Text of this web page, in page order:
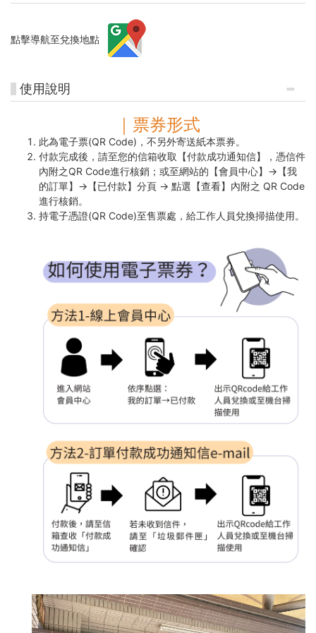
點擊導航至兌換地點
使用說明
｜票券形式
此為電子票(QR Code)，不另外寄送紙本票券。
付款完成後，請至您的信箱收取【付款成功通知信】，憑信件
內附之QR Code進行核銷；或至網站的【會員中心】→【我
的訂單】→【已付款】分頁 → 點選【查看】內附之 QR Code
進行核銷。
持電子憑證(QR Code)至售票處，給工作人員兌換掃描使用。